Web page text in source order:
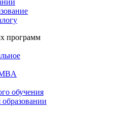
программ
обучения